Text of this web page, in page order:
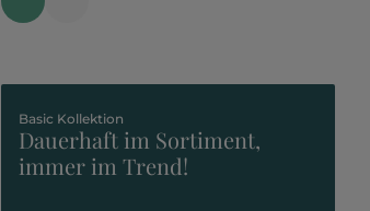
Basic Kollektion
Dauerhaft im Sortiment,
immer im Trend!